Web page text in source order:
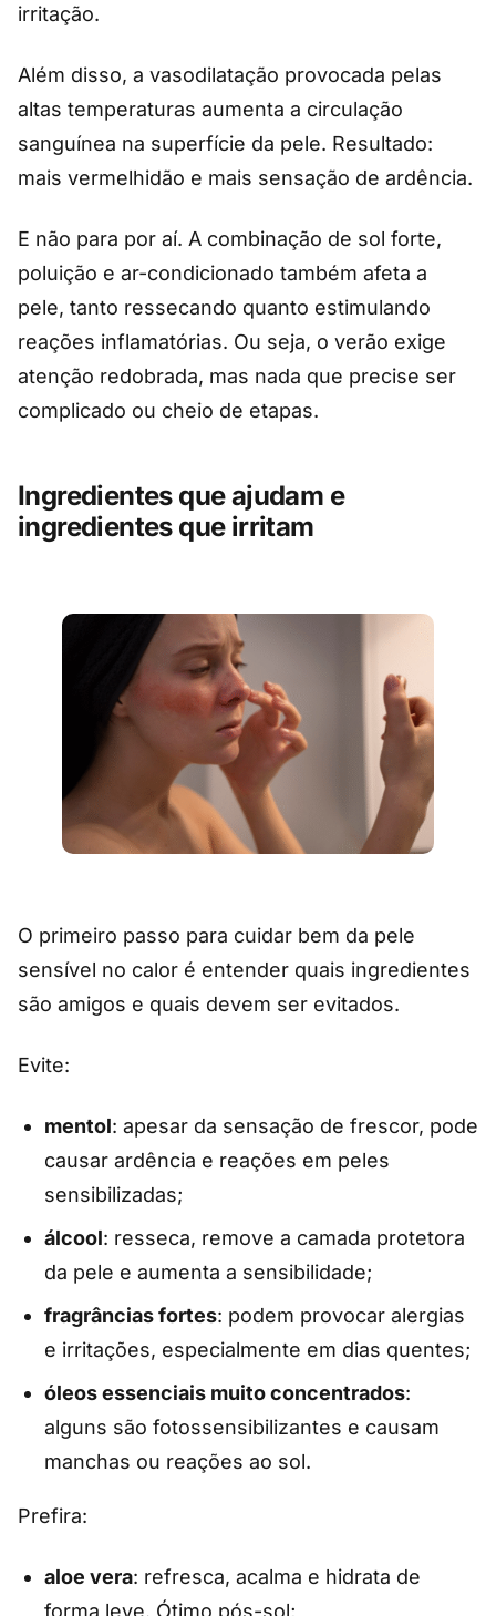
irritação.
Além disso, a vasodilatação provocada pelas
altas temperaturas aumenta a circulação
sanguínea na superfície da pele. Resultado:
mais vermelhidão e mais sensação de ardência.
E não para por aí. A combinação de sol forte,
poluição e ar-condicionado também afeta a
pele, tanto ressecando quanto estimulando
reações inflamatórias. Ou seja, o verão exige
atenção redobrada, mas nada que precise ser
complicado ou cheio de etapas.
Ingredientes que ajudam e
ingredientes que irritam
O primeiro passo para cuidar bem da pele
sensível no calor é entender quais ingredientes
são amigos e quais devem ser evitados.
Evite:
mentol: apesar da sensação de frescor, pode
causar ardência e reações em peles
sensibilizadas;
álcool: resseca, remove a camada protetora
da pele e aumenta a sensibilidade;
fragrâncias fortes: podem provocar alergias
e irritações, especialmente em dias quentes;
óleos essenciais muito concentrados:
alguns são fotossensibilizantes e causam
manchas ou reações ao sol.
Prefira:
aloe vera: refresca, acalma e hidrata de
forma leve. Ótimo pós-sol;